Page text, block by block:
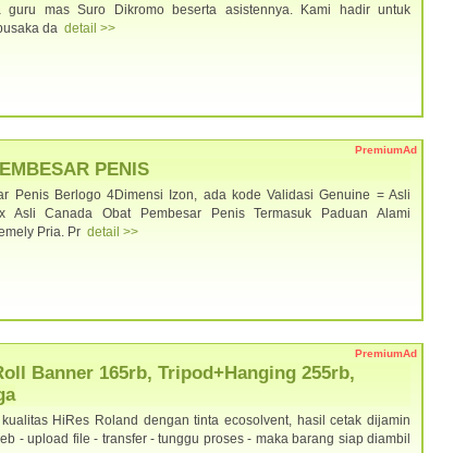
mas Suro Dikromo beserta asistennya. Kami hadir untuk
da detail >>
PremiumAd
PENIS
Penis Berlogo 4Dimensi Izon, ada kode Validasi Genuine = Asli
Canada Obat Pembesar Penis Termasuk Paduan Alami
Pria. Pr detail >>
PremiumAd
Banner 165rb, Tripod+Hanging 255rb,
HiRes Roland dengan tinta ecosolvent, hasil cetak dijamin
- upload file - transfer - tunggu proses - maka barang siap diambil